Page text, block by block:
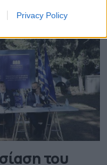
Privacy Policy
του